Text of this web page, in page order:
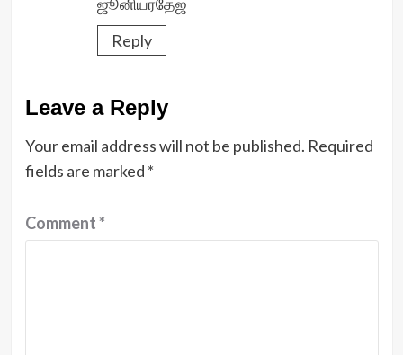
Reply
Leave a Reply
Your email address will not be published. Required
fields are marked *
Comment*